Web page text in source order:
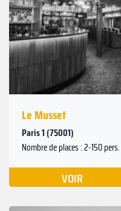
Précédent
Le Musset
Paris 1 (75001)
Nombre de places : 2-150 pers.
VOIR